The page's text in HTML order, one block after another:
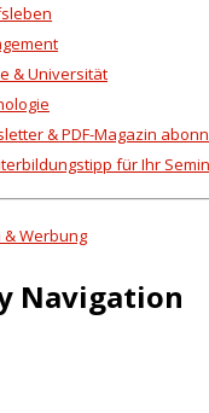
& Universität
& PDF-Magazin
für Ihr
Werbung
Navigation